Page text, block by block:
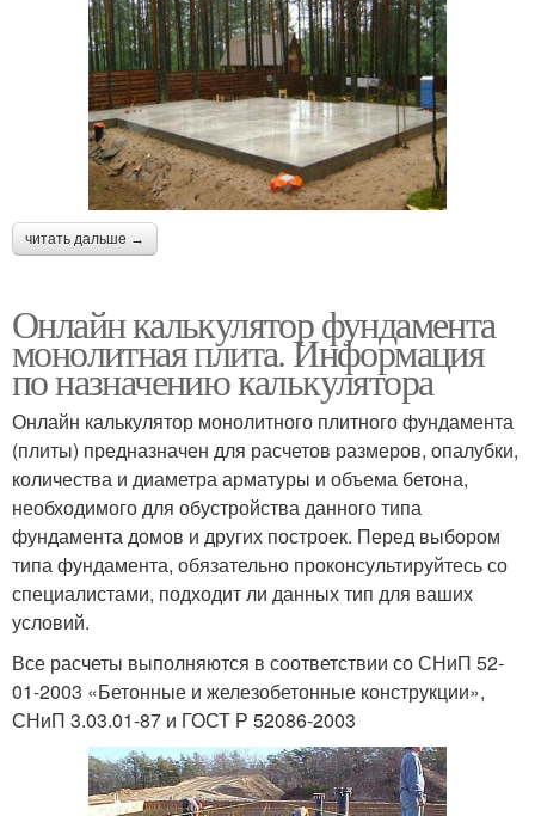
читать дальше →
Онлайн калькулятор фундамента
монолитная плита. Информация
по назначению калькулятора
Онлайн калькулятор монолитного плитного фундамента
(плиты) предназначен для расчетов размеров, опалубки,
количества и диаметра арматуры и объема бетона,
необходимого для обустройства данного типа
фундамента домов и других построек. Перед выбором
типа фундамента, обязательно проконсультируйтесь со
специалистами, подходит ли данных тип для ваших
условий.
Все расчеты выполняются в соответствии со СНиП 52-
01-2003 «Бетонные и железобетонные конструкции»,
СНиП 3.03.01-87 и ГОСТ Р 52086-2003